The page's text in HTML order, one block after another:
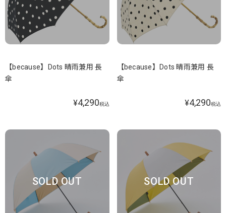
【because】Dots 晴雨兼用 長
傘
¥4,290税込
【because】Dots 晴雨兼用 長
傘
¥4,290税込
SOLD OUT SOLD OUT